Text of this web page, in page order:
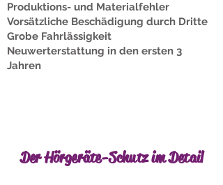
Produktions- und Materialfehler
Vorsätzliche Beschädigung durch Dritte
Grobe Fahrlässigkeit
Neuwerterstattung in den ersten 3
Jahren
Der Hörgeräte-Schutz im Detail